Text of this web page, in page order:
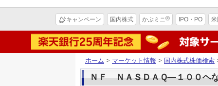
キャンペーン 国内株式 かぶミニ® IPO・PO
ホーム > マーケット情報 > 国内株式株価検索
ＮＦ ＮＡＳＤＡＱ―１００ヘ